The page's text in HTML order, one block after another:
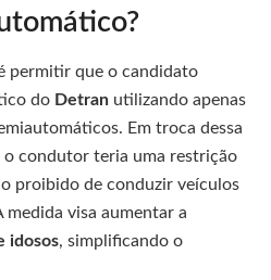
permitir que o candidato
do Detran utilizando apenas
Em troca dessa
condutor teria uma restrição
proibido de conduzir veículos
medida visa aumentar a
idosos, simplificando o